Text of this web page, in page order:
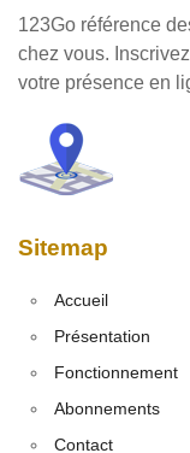
123Go référence
chez vous.
votre présence en
Sitemap
Accueil
Présentation
Fonctionnement
Abonnements
Contact